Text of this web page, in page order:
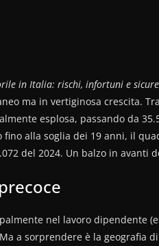
in Italia: rischi, infortuni e
ma in vertiginosa crescita.
esplosa, passando da
fino alla soglia dei 19 anni, il
del 2024. Un balzo in avanti
nel lavoro dipendente
a sorprendere è la geografia